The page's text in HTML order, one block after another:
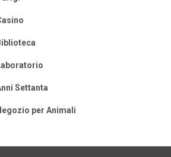
Settanta
per Animali